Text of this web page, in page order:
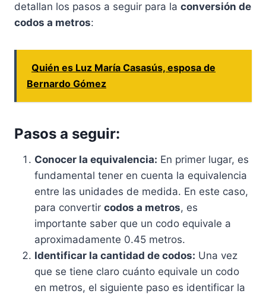
detallan los pasos a seguir para la conversión de
codos a metros:
Quién es Luz María Casasús, esposa de
Bernardo Gómez
Pasos a seguir:
Conocer la equivalencia: En primer lugar, es
fundamental tener en cuenta la equivalencia
entre las unidades de medida. En este caso,
para convertir codos a metros, es
importante saber que un codo equivale a
aproximadamente 0.45 metros.
Identificar la cantidad de codos: Una vez
que se tiene claro cuánto equivale un codo
en metros, el siguiente paso es identificar la